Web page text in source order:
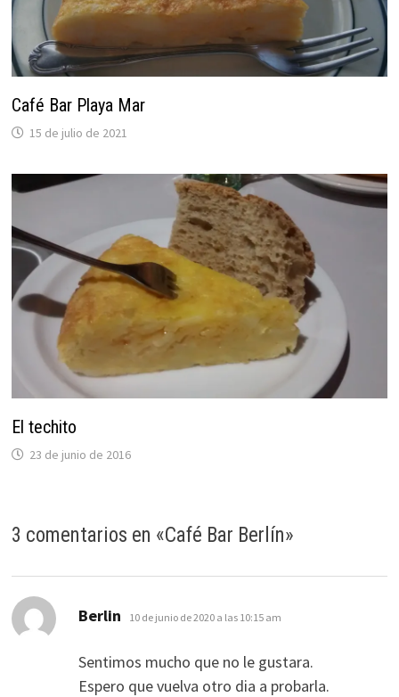
Café Bar Playa Mar
15 de julio de 2021
El techito
23 de junio de 2016
3 comentarios en «Café Bar Berlín»
Berlin dice:
10 de junio de 2020 a las 10:15 am
Sentimos mucho que no le gustara.
Espero que vuelva otro dia a probarla.